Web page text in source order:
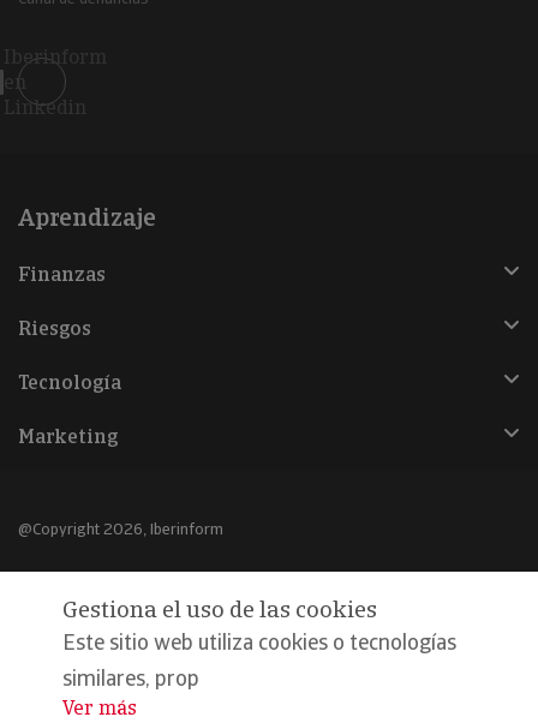
Iberinform
en
Linkedin
Aprendizaje
Finanzas
Riesgos
Tecnología
Marketing
@Copyright 2026, Iberinform
Declaración de privacidad
Compromiso calidad y seguridad
Gestiona el uso de las cookies
Este sitio web utiliza cookies o tecnologías
similares, prop
...
Ver más